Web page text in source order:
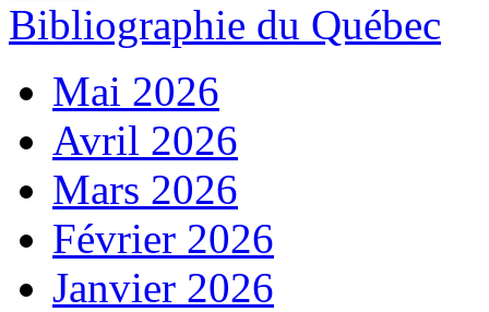
Bibliographie du Québec
Mai 2026
Avril 2026
Mars 2026
Février 2026
Janvier 2026